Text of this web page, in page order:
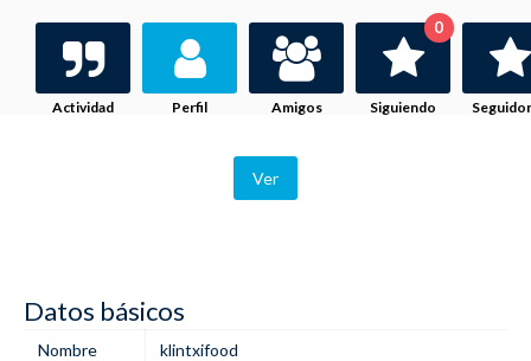
Actividad Perfil Amigos Siguiendo
0
Ver
Datos básicos
Nombre
klintxifood